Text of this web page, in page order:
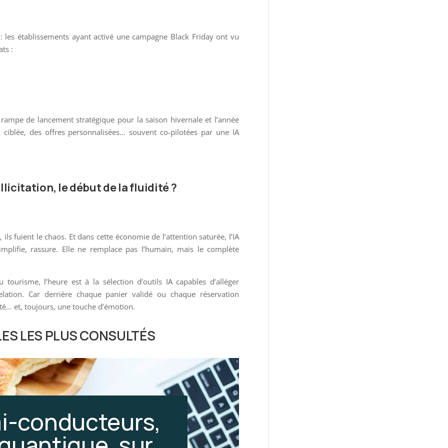
établissements ayant activé une campagne Black Friday ont vu
:
de lancement stratégique pour la saison hivernale et l’année
des offres personnalisées… souvent co-pilotées par une IA
le début de la fluidité ?
fuient le chaos. Et dans cette économie de l’attention saturée, l’IA
rassure. Elle ne remplace pas l’humain, mais le complète
l’heure est à la sélection d’outils IA capables d’alléger
Car derrière chaque panier validé ou chaque réservation
et, toujours, une touche d’émotion.
LES PLUS CONSULTÉS
conducteurs,